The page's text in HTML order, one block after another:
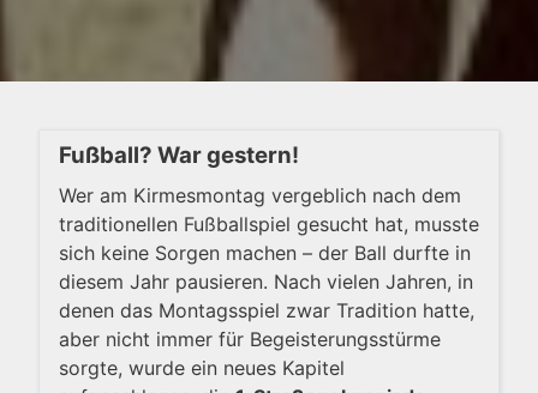
Fußball? War gestern!
Wer am Kirmesmontag vergeblich nach dem
traditionellen Fußballspiel gesucht hat, musste
sich keine Sorgen machen – der Ball durfte in
diesem Jahr pausieren. Nach vielen Jahren, in
denen das Montagsspiel zwar Tradition hatte,
aber nicht immer für Begeisterungsstürme
sorgte, wurde ein neues Kapitel